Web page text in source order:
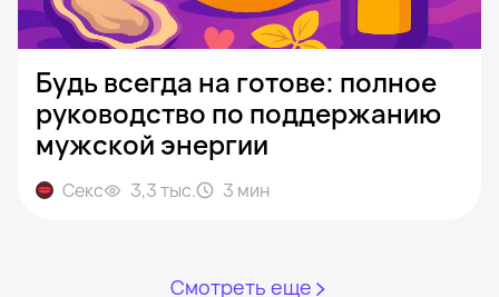
Будь всегда на готове: полное
руководство по поддержанию
мужской энергии
Секс 3,3 тыс. 3 мин
Смотреть еще